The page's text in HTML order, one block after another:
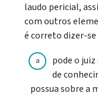
laudo pericial,
com outros
é correto dizer-se
a
pode o
de
possua sobre a